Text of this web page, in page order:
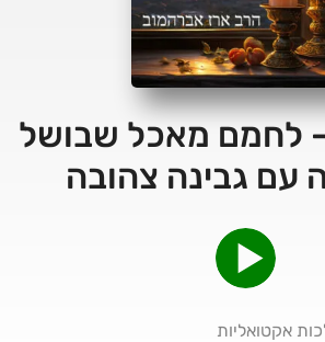
593 – לחמם מאכל שבושל
עם גבינה צהובה
אקטואליות